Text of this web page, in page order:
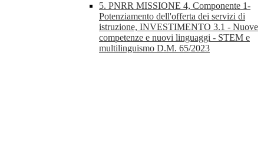
5. PNRR MISSIONE 4, Componente 1-
Potenziamento dell'offerta dei servizi di
istruzione, INVESTIMENTO 3.1 - Nuove
competenze e nuovi linguaggi - STEM e
multilinguismo D.M. 65/2023